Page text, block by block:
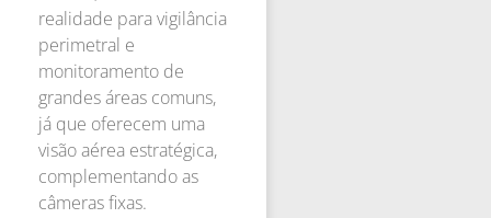
realidade para vigilância
perimetral e
monitoramento de
grandes áreas comuns,
já que oferecem uma
visão aérea estratégica,
complementando as
câmeras fixas.